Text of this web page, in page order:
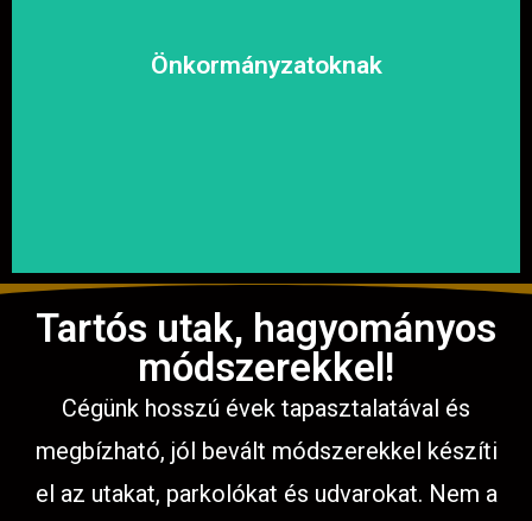
Önkormányzatoknak
garantáljuk a hosszú távú és fenntartható
megoldásokat, hogy a közösség biztonságosan és
Tartós utak, hagyományos
módszerekkel!
Cégünk hosszú évek tapasztalatával és
megbízható, jól bevált módszerekkel készíti
el az utakat, parkolókat és udvarokat. Nem a